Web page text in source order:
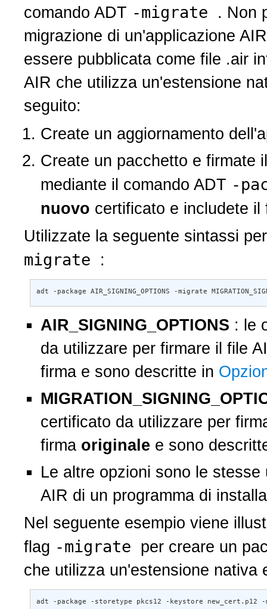
comando ADT -migrate . Non
migrazione di un'applicazione
essere pubblicata come file .air
AIR che utilizza un'estensione
seguito:
Create un aggiornamento
Create un pacchetto e firmate
mediante il comando ADT -
nuovo certificato e includete
Utilizzate la seguente sintassi
migrate :
adt -package AIR_SIGNING_OPTIONS -migrate
AIR_SIGNING_OPTIONS : le
da utilizzare per firmare il file
firma e sono descritte in
certificato da utilizzare per
firma originale e sono
Le altre opzioni sono le
AIR di un programma di
Nel seguente esempio viene
flag -migrate per creare un
che utilizza un'estensione nativa
adt -package -storetype pkcs12 -keystore new_cert.p12